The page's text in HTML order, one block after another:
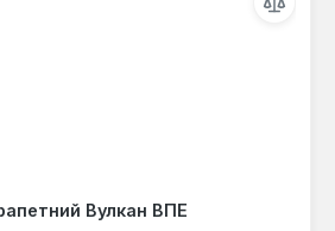
Вулкан ВПЕ